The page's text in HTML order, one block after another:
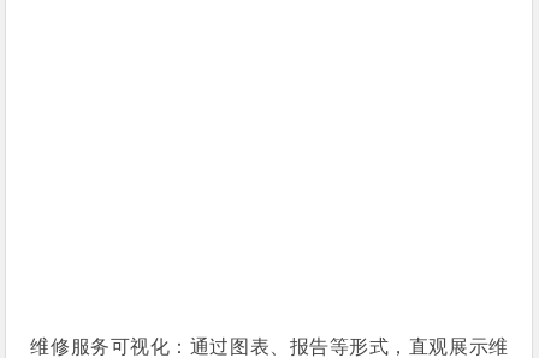
维修服务可视化：通过图表、报告等形式，直观展示维